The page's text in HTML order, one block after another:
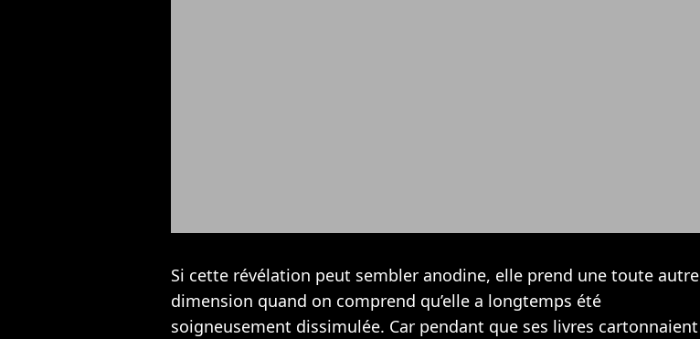
Si cette révélation peut sembler anodine, elle prend une toute autre
dimension quand on comprend qu’elle a longtemps été
soigneusement dissimulée. Car pendant que ses livres cartonnaient